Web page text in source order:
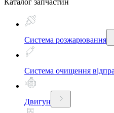
Каталог запчастин
Система розжарювання
Система очищення
Двигун